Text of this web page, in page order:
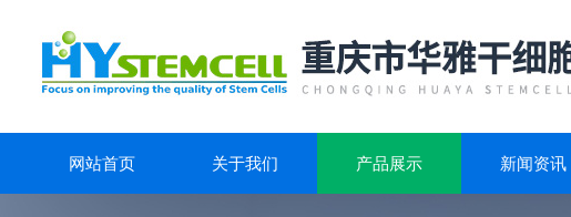
网站首页 关于我们 产品展示 新闻资讯